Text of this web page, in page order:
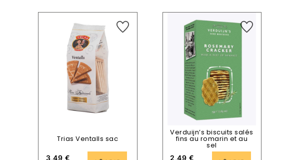
Trias Ventalls sac
3,49 €
Verduijn’s biscuits salés
fins au romarin et au
sel
2,49 €